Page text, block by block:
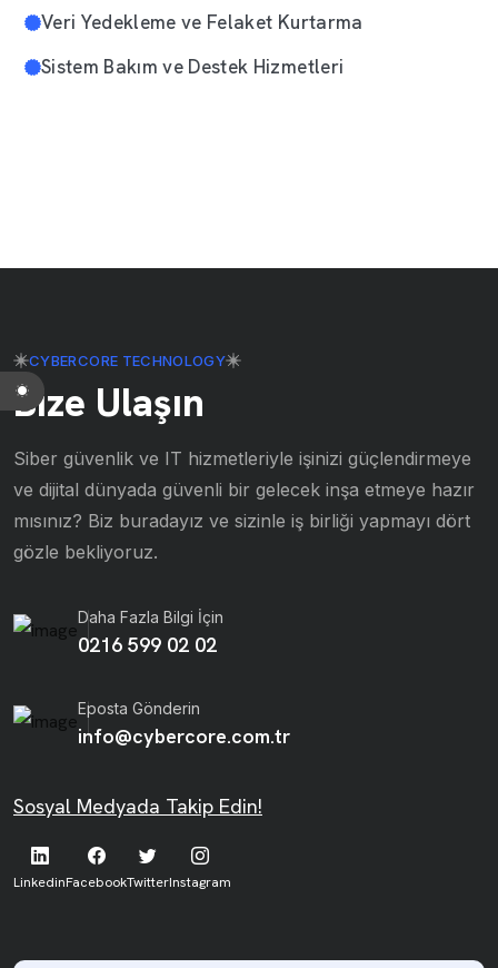
Veri Yedekleme ve Felaket Kurtarma
Sistem Bakım ve Destek Hizmetleri
CYBERCORE TECHNOLOGY
Bize Ulaşın
Siber güvenlik ve IT hizmetleriyle işinizi güçlendirmeye
ve dijital dünyada güvenli bir gelecek inşa etmeye hazır
mısınız? Biz buradayız ve sizinle iş birliği yapmayı dört
gözle bekliyoruz.
Daha Fazla Bilgi İçin
0216 599 02 02
Eposta Gönderin
info@cybercore.com.tr
Sosyal Medyada Takip Edin!
LinkedinFacebookTwitterInstagram